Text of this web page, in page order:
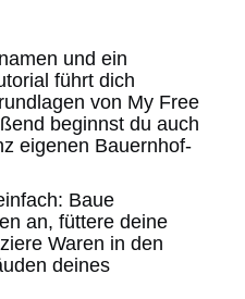
und ein
führt dich
von My Free
beginnst du auch
eigenen Bauernhof-
Baue
an, füttere deine
Waren in den
deines